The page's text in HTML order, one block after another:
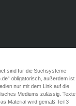
sind für die Suchsysteme
obligatorisch, außerdem ist
nur mit dem Link auf die
Mediums zulässig. Texte
Material wird gemäß Teil 3